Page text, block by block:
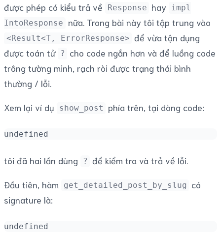
được phép có kiểu trả về
Response hay impl
IntoResponse nữa. Trong bài này tôi tập trung vào
<Result<T, ErrorResponse> để vừa tận dụng
được toán tử ?
cho code ngắn hơn và để luồng code
trông tường minh, rạch ròi được trạng thái bình
thường / lỗi.
Xem lại ví dụ show_post phía trên, tại dòng code:
undefined
tôi đã hai lần dùng ? để kiểm tra và trả về lỗi.
Đầu tiên, hàm get_detailed_post_by_slug
có
signature là:
undefined